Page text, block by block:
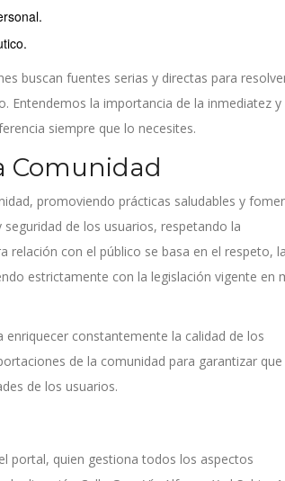
buscan fuentes serias y directas para
Entendemos la importancia de la inmediatez y
siempre que lo necesites.
Comunidad
promoviendo prácticas saludables y
de los usuarios, respetando la
relación con el público se basa en el respeto,
estrictamente con la legislación vigente en
constantemente la calidad de los
de la comunidad para garantizar que
de los usuarios.
portal, quien gestiona todos los aspectos